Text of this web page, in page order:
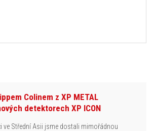
Colinem z XP METAL
detektorech XP ICON
ve Střední Asii jsme dostali mimořádnou